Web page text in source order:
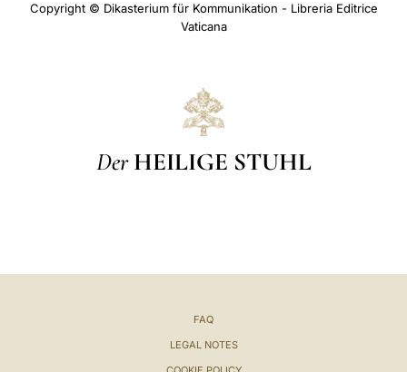
Copyright © Dikasterium für Kommunikation - Libreria Editrice
Vaticana
Der HEILIGE STUHL
FAQ
LEGAL NOTES